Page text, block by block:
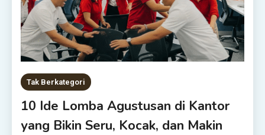
Tak Berkategori
10 Ide Lomba Agustusan di Kantor
yang Bikin Seru, Kocak, dan Makin